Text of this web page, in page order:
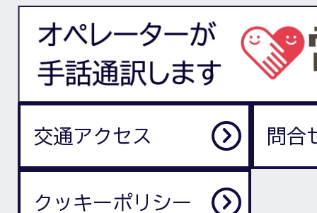
交通アクセス 問合
クッキーポリシー